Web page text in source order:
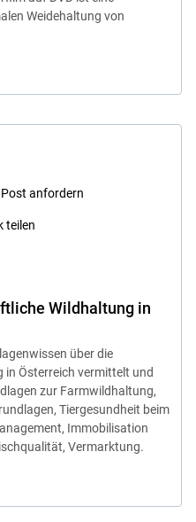
Weidehaltung von
Post anfordern
teilen
Wildhaltung in
über die
Österreich vermittelt und
zur Farmwildhaltung,
Tiergesundheit beim
Immobilisation
Vermarktung.